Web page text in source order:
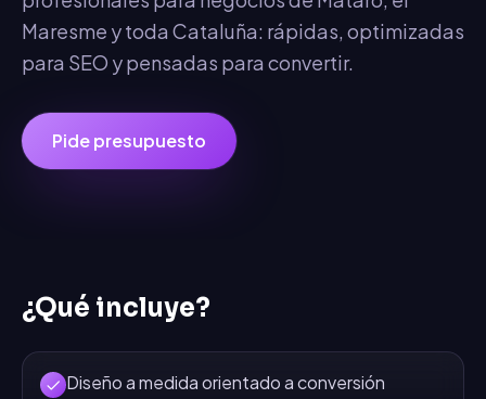
Maresme y toda Cataluña: rápidas, optimizadas
para SEO y pensadas para convertir.
Pide presupuesto
¿Qué incluye?
Diseño a medida orientado a conversión